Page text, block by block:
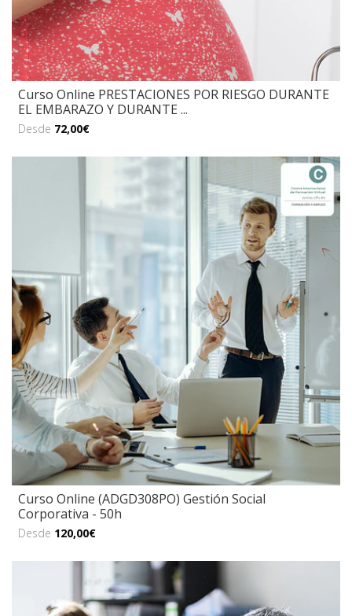
Curso Online PRESTACIONES POR RIESGO DURANTE
EL EMBARAZO Y DURANTE ...
Desde 72,00€
Curso Online (ADGD308PO) Gestión Social
Corporativa - 50h
Desde 120,00€